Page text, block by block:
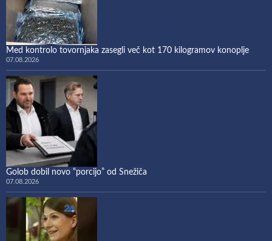
Med kontrolo tovornjaka zasegli več kot 170 kilogramov konoplje
07.08.2026
Golob dobil novo “porcijo” od Snežiča
07.08.2026